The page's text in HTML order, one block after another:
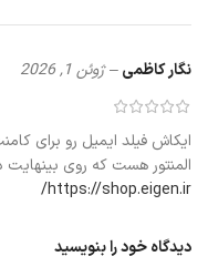
نگار کاظمی–ژوئن 1, 2026
ایکاش فیلد ایمیل رو برای
المنتور هست که روی
https://shop.eigen.ir/
دیدگاه خود را بنویسید